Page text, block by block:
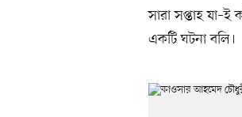
সারা সপ্তাহ
একটি ঘটনা বলি।